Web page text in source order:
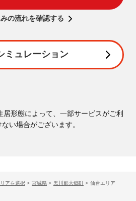
の流れを確認する
ミュレーション
形態によって、一部サービスがご利
い場合がございます。
アを選択 > 宮城県 > 黒川郡大郷町 > 仙台エリア